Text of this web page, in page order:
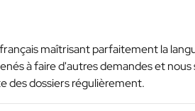
maîtrisant parfaitement la
à faire d'autres demandes et
des dossiers régulièrement.